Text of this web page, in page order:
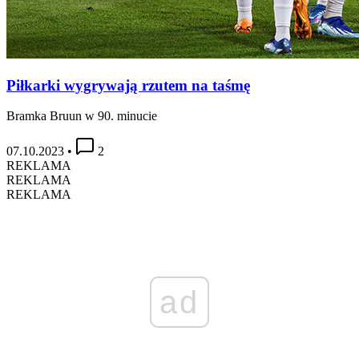
Piłkarki wygrywają rzutem na taśmę
Bramka Bruun w 90. minucie
07.10.2023 •
2
REKLAMA
REKLAMA
REKLAMA
ad